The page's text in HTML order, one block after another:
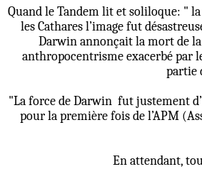
Quand le Tandem lit et soliloque: "
les Cathares l’image fut
Darwin annonçait la mort de
anthropocentrisme exacerbé par
partie
"La force de Darwin fut justement
pour la première fois de l’APM
En attendant,